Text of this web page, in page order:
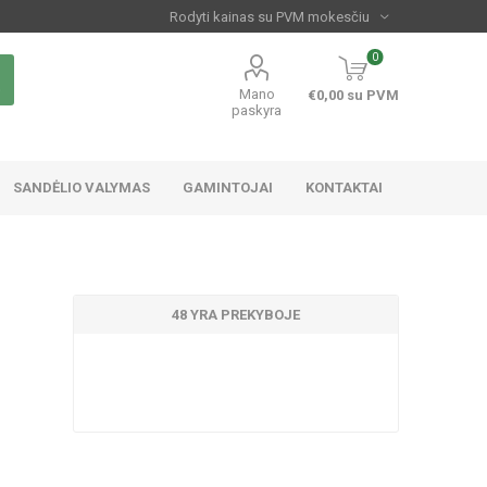
Mano
paskyra
0
€0,00 su PVM
SANDĖLIO VALYMAS GAMINTOJAI KONTAKTAI
48 YRA PREKYBOJE